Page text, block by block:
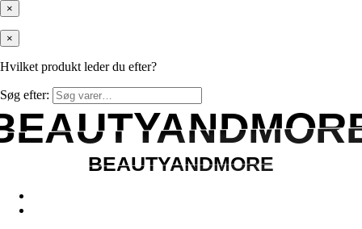
×
×
Hvilket produkt leder du efter?
Søg efter:
BEAUTYANDMORE
BEAUTYANDMORE